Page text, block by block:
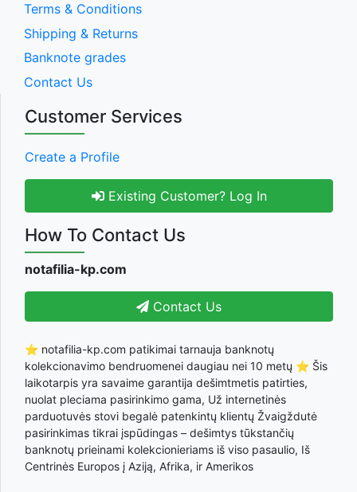
Terms & Conditions
Shipping & Returns
Banknote grades
Contact Us
Customer Services
Create a Profile
Existing Customer? Log In
How To Contact Us
notafilia-kp.com
Contact Us
⭐ notafilia-kp.com patikimai tarnauja banknotų
kolekcionavimo bendruomenei daugiau nei 10 metų ⭐ Šis
laikotarpis yra savaime garantija dešimtmetis patirties,
nuolat pleciama pasirinkimo gama, Už internetinės
parduotuvės stovi begalė patenkintų klientų Žvaigždutė
pasirinkimas tikrai įspūdingas – dešimtys tūkstančių
banknotų prieinami kolekcionieriams iš viso pasaulio, Iš
Centrinės Europos į Aziją, Afrika, ir Amerikos